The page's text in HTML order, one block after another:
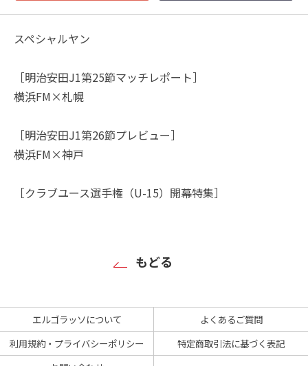
スペシャルヤン
［明治安田J1第25節マッチレポート］
横浜FM×札幌
［明治安田J1第26節プレビュー］
横浜FM×神戸
［クラブユース選手権（U-15）開幕特集］
もどる
エルゴラッソについて
よくあるご質問
利用規約・プライバシーポリシー
特定商取引法に基づく表記